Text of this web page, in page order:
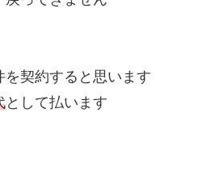
契約すると思います
として払います